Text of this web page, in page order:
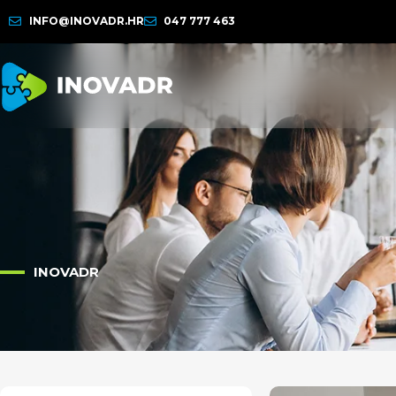
INFO@INOVADR.HR 047 777 463
INOVADR